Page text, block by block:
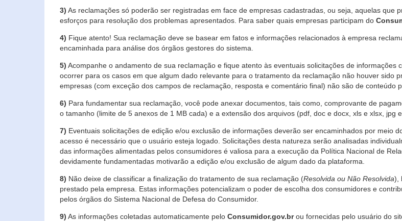
3) As reclamações só poderão ser registradas em face de empresas cadastradas, ou seja, aquelas que
esforços para resolução dos problemas apresentados. Para saber quais empresas participam do
4) Fique atento! Sua reclamação deve se basear em fatos e informações relacionados à empresa
encaminhada para análise dos órgãos gestores do sistema.
5) Acompanhe o andamento de sua reclamação e fique atento às eventuais solicitações de
ocorrer para os casos em que algum dado relevante para o tratamento da reclamação não houver sido
empresas (com exceção dos campos de reclamação, resposta e comentário final) não são de conteúdo
6) Para fundamentar sua reclamação, você pode anexar documentos, tais como, comprovante de
o tamanho (limite de 5 anexos de 1 MB cada) e a extensão dos arquivos (pdf, doc e docx, xls e xlsx, jpg
7) Eventuais solicitações de edição e/ou exclusão de informações deverão ser encaminhados por meio
acesso é necessário que o usuário esteja logado. Solicitações desta natureza serão analisadas
das informações alimentadas pelos consumidores é valiosa para a execução da Política Nacional de
devidamente fundamentadas motivarão a edição e/ou exclusão de algum dado da plataforma.
8) Não deixe de classificar a finalização do tratamento de sua reclamação (Resolvida ou Não Resolvida),
prestado pela empresa. Estas informações potencializam o poder de escolha dos consumidores e
pelos órgãos do Sistema Nacional de Defesa do Consumidor.
9) As informações coletadas automaticamente pelo Consumidor.gov.brou fornecidas pelo usuário do